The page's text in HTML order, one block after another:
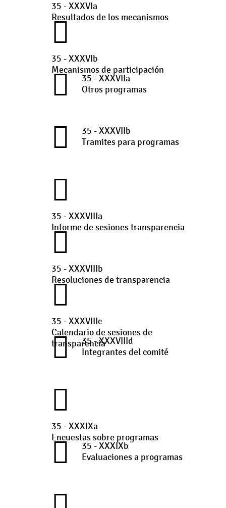
35 - XXXVIa
Resultados de los mecanismos
35 - XXXVIb
Mecanismos de participación
35 - XXXVIIa
Otros programas
35 - XXXVIIb
Tramites para programas
35 - XXXVIIIa
Informe de sesiones transparencia
35 - XXXVIIIb
Resoluciones de transparencia
35 - XXXVIIIc
Calendario de sesiones de
transparencia35 - XXXVIIId
Integrantes del comité
35 - XXXIXa
Encuestas sobre programas
35 - XXXIXb
Evaluaciones a programas